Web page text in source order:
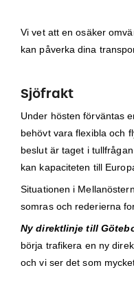
Vi vet att en osäker
kan påverka dina
Sjöfrakt
Under hösten förväntas
behövt vara flexibla och
beslut är taget i
kan kapaciteten till
Situationen i
somras och rederierna
Ny direktlinje till
börja trafikera en ny
och vi ser det som